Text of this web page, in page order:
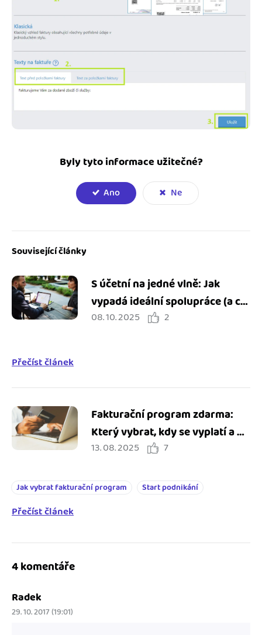
Byly tyto informace užitečné?
Ano Ne
Související články
S účetní na jedné vlně: Jak
vypadá ideální spolupráce (a co
všechno vám může ušetřit)
08. 10. 2025 2
Přečíst článek
Fakturační program zdarma:
Který vybrat, kdy se vyplatí a na
co pozor?
13. 08. 2025 7
Jak vybrat fakturační program Start podnikání
Přečíst článek
4 komentáře
Radek
29. 10. 2017 (19:01)